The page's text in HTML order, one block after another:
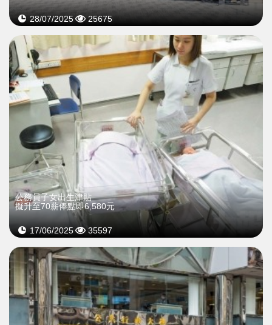
28/07/2025 25675
公務員子女出生津貼
擬升至70薪俸點即6,580元
17/06/2025 35597